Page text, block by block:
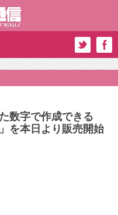
数字で作成できる
を本日より販売開始